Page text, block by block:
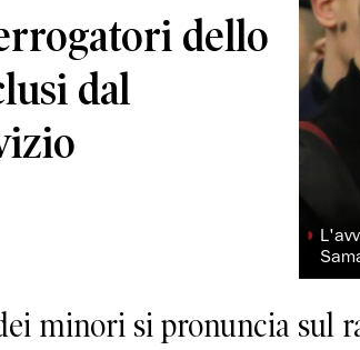
dello
dal
◗
minori si pronuncia sul